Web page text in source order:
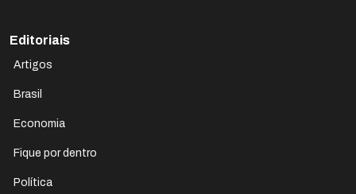
Editoriais
Artigos
Brasil
Economia
Fique por dentro
Política